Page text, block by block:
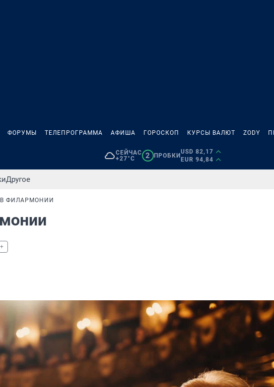
ФОРУМЫ ТЕЛЕПРОГРАММА АФИША ГОРОСКОП КУРСЫ ВАЛЮТ ZODY
СЕЙЧАС
+27°C
2 ПРОБКИ
USD 82,17
EUR 94,84
Другое
ФИЛАРМОНИИ